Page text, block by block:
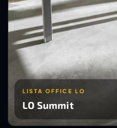
LISTA OFFICE LO
LO Summit